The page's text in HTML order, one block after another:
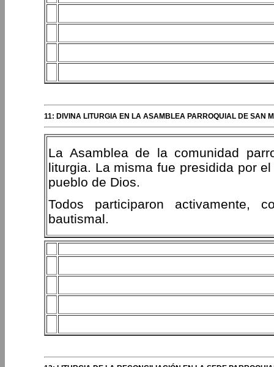
11: DIVINA LITURGIA EN LA ASAMBLEA PARROQUIAL DE SAN
La Asamblea de la comunidad
liturgia. La misma fue presidida por
pueblo de Dios.
Todos participaron activamente,
bautismal.